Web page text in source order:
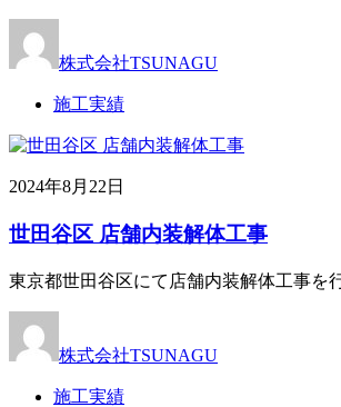
株式会社TSUNAGU
施工実績
2024年8月22日
世田谷区 店舗内装解体工事
東京都世田谷区にて店舗内装解体工事を
株式会社TSUNAGU
施工実績